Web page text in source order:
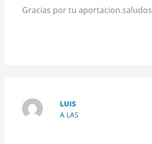
Gracias por tu aportacion.saludos
LUIS
A LAS